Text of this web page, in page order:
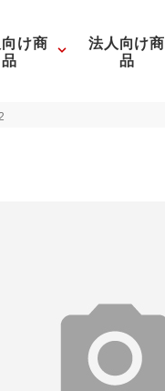
け商
品
法人向け商
品